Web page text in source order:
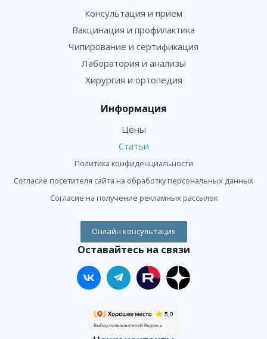
Консультация и прием
Вакцинация и профилактика
Чипирование и сертификация
Лаборатория и анализы
Хирургия и ортопедия
Информация
Цены
Статьи
Политика конфиденциальности
Согласие посетителя сайта на обработку персональных данных
Согласие на получение рекламных рассылок
Онлайн консультация
Оставайтесь на связи